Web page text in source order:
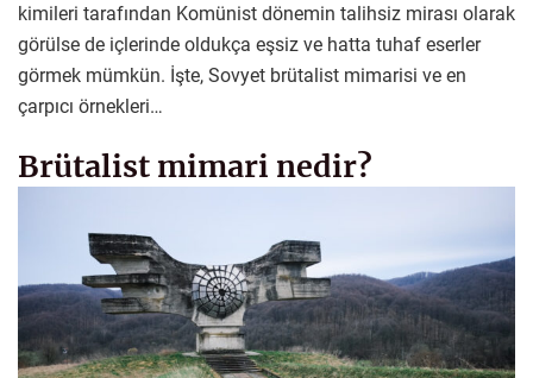
kimileri tarafından Komünist dönemin talihsiz mirası olarak
görülse de içlerinde oldukça eşsiz ve hatta tuhaf eserler
görmek mümkün. İşte, Sovyet brütalist mimarisi ve en
çarpıcı örnekleri…
Brütalist mimari nedir?